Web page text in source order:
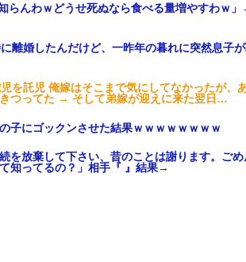
らんわｗどうせ死ぬなら食べる量増やすわｗ
離婚したんだけど、一昨年の暮れに突然息子
を託児 俺嫁はそこまで気にしてなかったが、
つってた → そして弟嫁が迎えに来た翌日…
子にゴックンさせた結果ｗｗｗｗｗｗｗｗ
を放棄して下さい、昔のことは謝ります。ごめ
知ってるの？」相手『 』結果→